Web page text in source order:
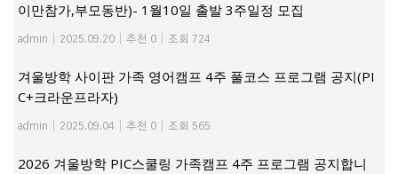
이만참가,부모동반)- 1월10일 출발 3주일정 모집
admin 2025.09.20 추천 0 조회 724
겨울방학 사이판 가족 영어캠프 4주 풀코스 프로그램 공지(PI
C+크라운프라자)
admin 2025.09.04 추천 0 조회 565
2026 겨울방학 PIC스쿨링 가족캠프 4주 프로그램 공지합니